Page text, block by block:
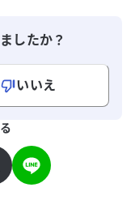
したか？
いいえ